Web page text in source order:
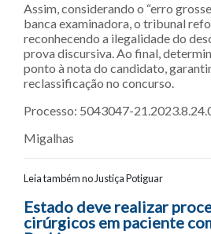
Assim, considerando o “erro
banca examinadora, o tribunal
reconhecendo a ilegalidade do
prova discursiva. Ao final,
ponto à nota do candidato,
reclassificação no concurso.
Processo: 5043047-
Migalhas
Leia também no Justiça Potiguar
Navegação
Estado deve realizar
cirúrgicos em paciente